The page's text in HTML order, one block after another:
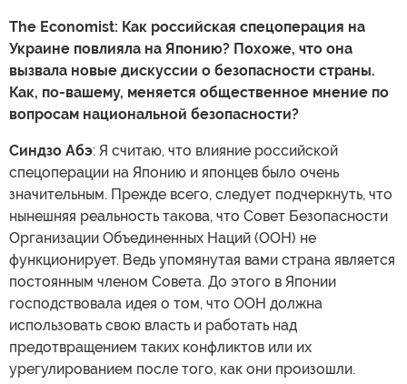
The Economist: Как российская спецоперация на
Украине повлияла на Японию? Похоже, что она
вызвала новые дискуссии о безопасности страны.
Как, по-вашему, меняется общественное мнение по
вопросам национальной безопасности?
Синдзо Абэ: Я считаю, что влияние российской
спецоперации на Японию и японцев было очень
значительным. Прежде всего, следует подчеркнуть, что
нынешняя реальность такова, что Совет Безопасности
Организации Объединенных Наций (ООН) не
функционирует. Ведь упомянутая вами страна является
постоянным членом Совета. До этого в Японии
господствовала идея о том, что ООН должна
использовать свою власть и работать над
предотвращением таких конфликтов или их
урегулированием после того, как они произошли.